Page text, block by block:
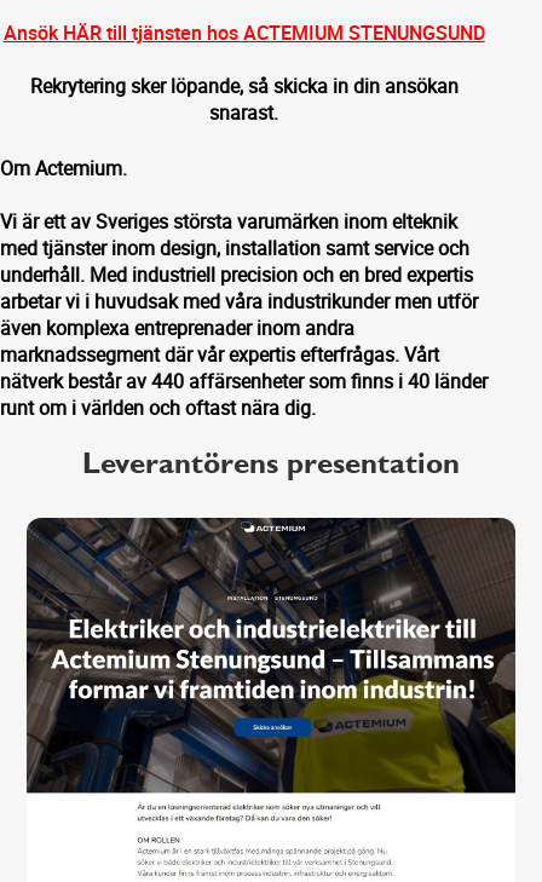
Ansök HÄR till tjänsten hos ACTEMIUM STENUNGSUND
Rekrytering sker löpande, så skicka in din ansökan
snarast.
Om Actemium.
Vi är ett av Sveriges största varumärken inom elteknik
med tjänster inom design, installation samt service och
underhåll. Med industriell precision och en bred expertis
arbetar vi i huvudsak med våra industrikunder men utför
även komplexa entreprenader inom andra
marknadssegment där vår expertis efterfrågas. Vårt
nätverk består av 440 affärsenheter som finns i 40 länder
runt om i världen och oftast nära dig.
Leverantörens presentation